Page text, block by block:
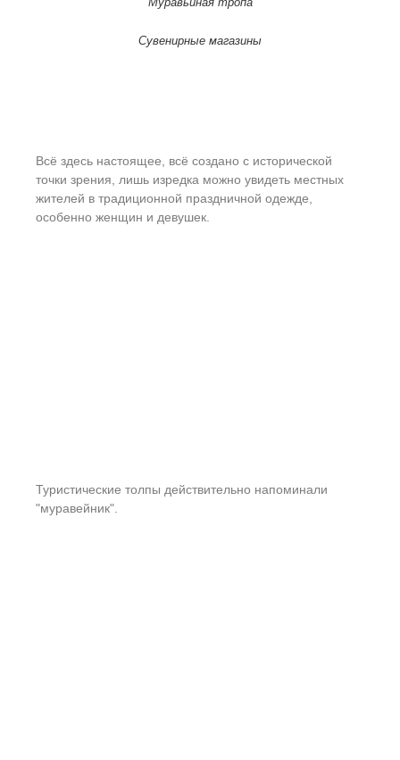
Сувенирные магазины
Всё здесь настоящее, всё создано с исторической
точки зрения, лишь изредка можно увидеть местных
жителей в традиционной праздничной одежде,
особенно женщин и девушек.
Туристические толпы действительно напоминали
"муравейник".